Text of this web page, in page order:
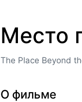
Место
The Place Beyond
О фильме